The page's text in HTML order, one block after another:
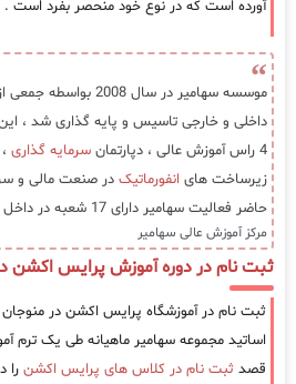
آورده است که در نوع خود منحصر بفرد است .
موسسه سهامیر در سال
داخلی و خارجی تاسیس و پایه گذاری شد ،
4 راس آموزش عالی ، دپارتمان
سرمایه گذاری
زیرساخت های انفورماتیک در صنعت مالی و
حاضر فعالیت سهامیر دارای 17 شعبه در داخل و خارج از کشور میباشد.
مرکز آموزش عالی سهامیر
ثبت نام در دوره آموزش پرایس اکشن
ثبت نام در آموزشگاه پرایس اکشن در
اساتید مجموعه سهامیر ماهیانه طی یک ترم
قصد ثبت نام در کلاس های پرایس اکشن را